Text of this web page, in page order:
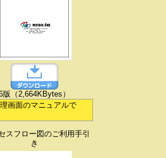
版（2,664KBytes）
画面のマニュアルで
スフロー図のご利用手引
き